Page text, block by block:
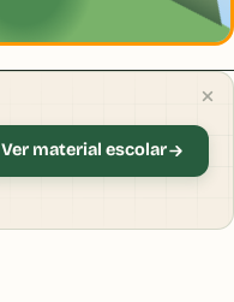
Ver material escolar